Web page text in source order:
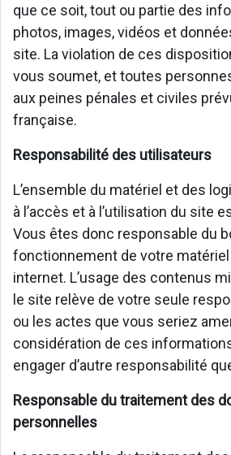
que ce soit, tout ou partie des
photos, images, vidéos et
site. La violation de ces
vous soumet, et toutes
aux peines pénales et civiles
française.
Responsabilité des utilisateurs
L’ensemble du matériel et des
à l’accès et à l’utilisation du site
Vous êtes donc responsable du
fonctionnement de votre
internet. L’usage des contenus
le site relève de votre seule
ou les actes que vous seriez
considération de ces
engager d’autre responsabilité
Responsable du traitement des
personnelles